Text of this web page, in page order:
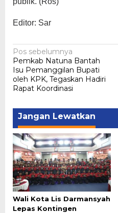
Editor: Sar
Navigasi
pos
Pos sebelumnya
Pemkab Natuna Bantah
Isu Pemanggilan Bupati
oleh KPK, Tegaskan Hadiri
Rapat Koordinasi
Jangan Lewatkan
Wali Kota Lis Darmansyah
Lepas Kontingen